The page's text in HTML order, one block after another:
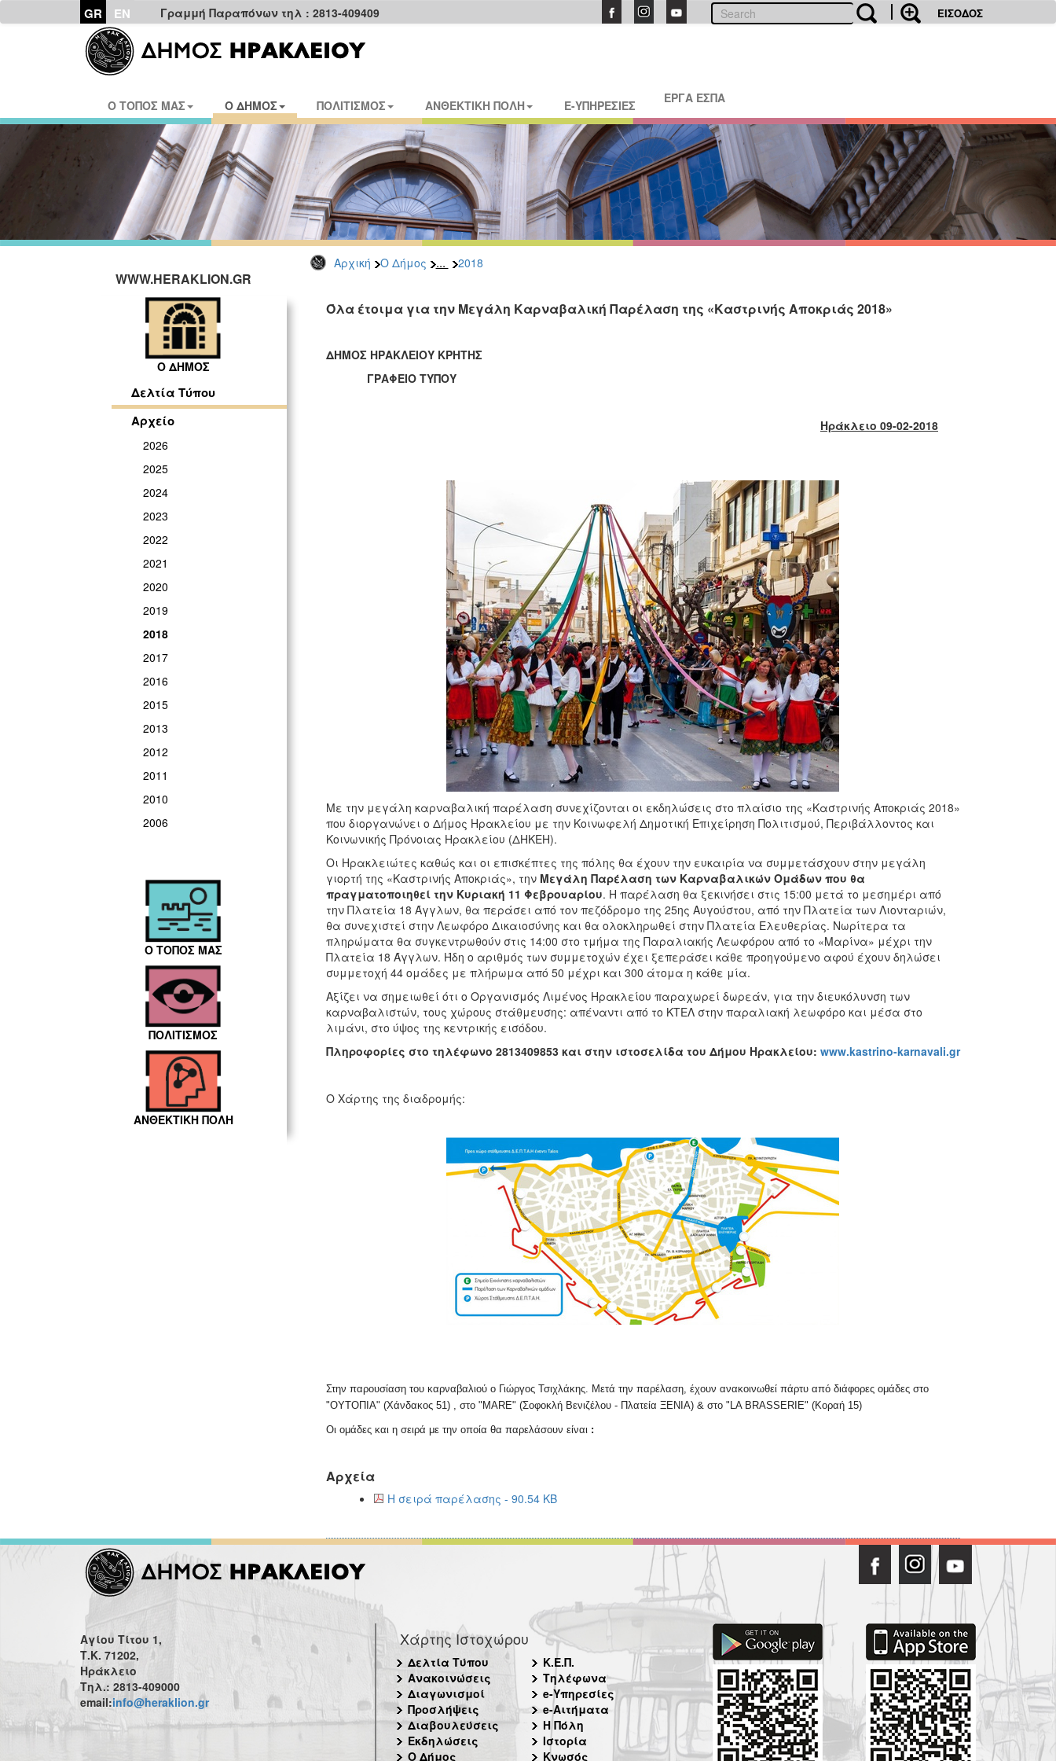
GR EN Γραμμή Παραπόνων τηλ : 2813-409409 ΕΙΣΟΔΟΣ
Ο ΤΟΠΟΣ ΜΑΣ Ο ΔΗΜΟΣ ΠΟΛΙΤΙΣΜΟΣ ΑΝΘΕΚΤΙΚΗ ΠΟΛΗ E-ΥΠΗΡΕΣΙΕΣ ΕΡΓΑ ΕΣΠΑ
Αρχική Ο Δήμος ... 2018
WWW.HERAKLION.GR
Ο ΔΗΜΟΣ
Δελτία Τύπου
Αρχείο
2026
2025
2024
2023
2022
2021
2020
2019
2018
2017
2016
2015
2013
2012
2011
2010
2006
Ο ΤΟΠΟΣ ΜΑΣ
ΠΟΛΙΤΙΣΜΟΣ
ΑΝΘΕΚΤΙΚΗ ΠΟΛΗ
Όλα έτοιμα για την Μεγάλη Καρναβαλική Παρέλαση της «Καστρινής Αποκριάς 2018»
ΔΗΜΟΣ ΗΡΑΚΛΕΙΟΥ ΚΡΗΤΗΣ
ΓΡΑΦΕΙΟ ΤΥΠΟΥ
Ηράκλειο 09-02-2018
Με την μεγάλη καρναβαλική παρέλαση συνεχίζονται οι εκδηλώσεις στο πλαίσιο της «Καστρινής Αποκριάς 2018»
που διοργανώνει ο Δήμος Ηρακλείου με την Κοινωφελή Δημοτική Επιχείρηση Πολιτισμού, Περιβάλλοντος και
Κοινωνικής Πρόνοιας Ηρακλείου (ΔΗΚΕΗ).
Οι Ηρακλειώτες καθώς και οι επισκέπτες της πόλης θα έχουν την ευκαιρία να συμμετάσχουν στην μεγάλη
γιορτή της «Καστρινής Αποκριάς», την Μεγάλη Παρέλαση των Καρναβαλικών Ομάδων που θα
πραγματοποιηθεί την Κυριακή 11 Φεβρουαρίου. Η παρέλαση θα ξεκινήσει στις 15:00 μετά το μεσημέρι από
την Πλατεία 18 Άγγλων, θα περάσει από τον πεζόδρομο της 25ης Αυγούστου, από την Πλατεία των Λιονταριών,
θα συνεχιστεί στην Λεωφόρο Δικαιοσύνης και θα ολοκληρωθεί στην Πλατεία Ελευθερίας. Νωρίτερα τα
πληρώματα θα συγκεντρωθούν στις 14:00 στο τμήμα της Παραλιακής Λεωφόρου από το «Μαρίνα» μέχρι την
Πλατεία 18 Άγγλων. Ήδη ο αριθμός των συμμετοχών έχει ξεπεράσει κάθε προηγούμενο αφού έχουν δηλώσει
συμμετοχή 44 ομάδες με πλήρωμα από 50 μέχρι και 300 άτομα η κάθε μία.
Αξίζει να σημειωθεί ότι ο Οργανισμός Λιμένος Ηρακλείου παραχωρεί δωρεάν, για την διευκόλυνση των
καρναβαλιστών, τους χώρους στάθμευσης: απέναντι από το ΚΤΕΛ στην παραλιακή λεωφόρο και μέσα στο
λιμάνι, στο ύψος της κεντρικής εισόδου.
Πληροφορίες στο τηλέφωνο 2813409853 και στην ιστοσελίδα του Δήμου Ηρακλείου: www.kastrino-karnavali.gr
Ο Χάρτης της διαδρομής:
Στην παρουσίαση του καρναβαλιού ο Γιώργος Τσιχλάκης. Μετά την παρέλαση, έχουν ανακοινωθεί πάρτυ από διάφορες ομάδες στο
"ΟΥΤΟΠΙΑ" (Χάνδακος 51) , στο "MARE" (Σοφοκλή Βενιζέλου - Πλατεία ΞENIA) & στο "LA BRASSERIE" (Κοραή 15)
Οι ομάδες και η σειρά με την οποία θα παρελάσουν είναι:
Αρχεία
Η σειρά παρέλασης - 90.54 KB
Αγίου Τίτου 1,
Τ.Κ. 71202,
Ηράκλειο
Τηλ.: 2813-409000
email:info@heraklion.gr
Χάρτης Ιστοχώρου
Δελτία Τύπου
Ανακοινώσεις
Διαγωνισμοί
Προσλήψεις
Διαβουλεύσεις
Εκδηλώσεις
Ο Δήμος
Κ.Ε.Π.
Τηλέφωνα
e-Υπηρεσίες
e-Αιτήματα
Η Πόλη
Ιστορία
Κνωσός